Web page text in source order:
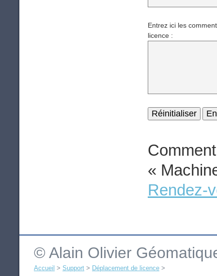
Entrez ici les
licence :
«
Rendez-
© Alain Olivier
Accueil > Support > Déplacement de licence >